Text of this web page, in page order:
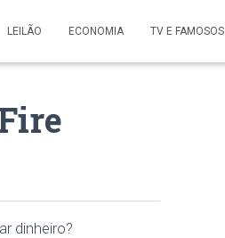
LEILÃO ECONOMIA TV E FAMOSOS
dinheiro?